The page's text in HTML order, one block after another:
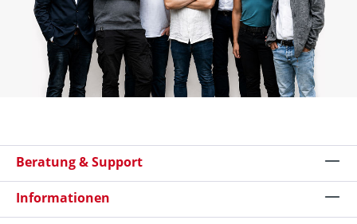
Beratung & Support
Informationen